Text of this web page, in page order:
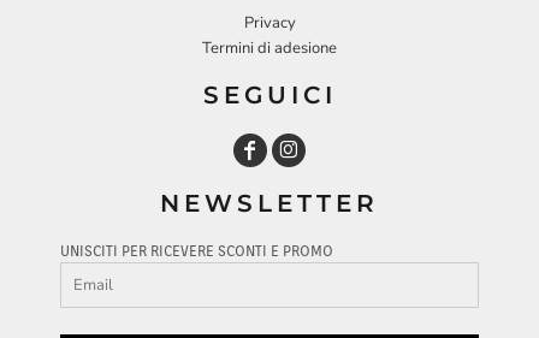
Privacy
Termini di adesione
SEGUICI
NEWSLETTER
UNISCITI PER RICEVERE SCONTI E PROMO